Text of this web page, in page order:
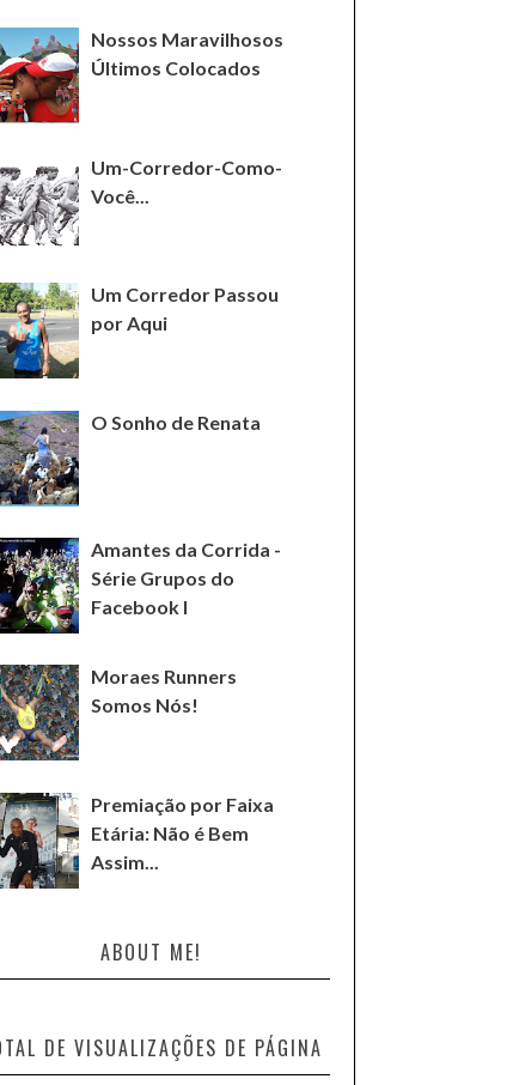
Nossos Maravilhosos
Últimos Colocados
Um-Corredor-Como-
Você...
Um Corredor Passou
por Aqui
O Sonho de Renata
Amantes da Corrida -
Série Grupos do
Facebook I
Moraes Runners
Somos Nós!
Premiação por Faixa
Etária: Não é Bem
Assim...
ABOUT ME!
DE VISUALIZAÇÕES DE PÁGINA